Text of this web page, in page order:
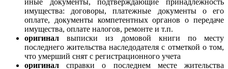
имущества: договоры, платежные документы о его
оплате, документы компетентных органов о передаче
имущества, оплате налогов, ремонте и т.п.
оригиналвыписки из домовой книги по месту
последнего жительства наследодателя с отметкой о том,
что умерший снят с регистрационного учета
оригинал справки о последнем месте жительства